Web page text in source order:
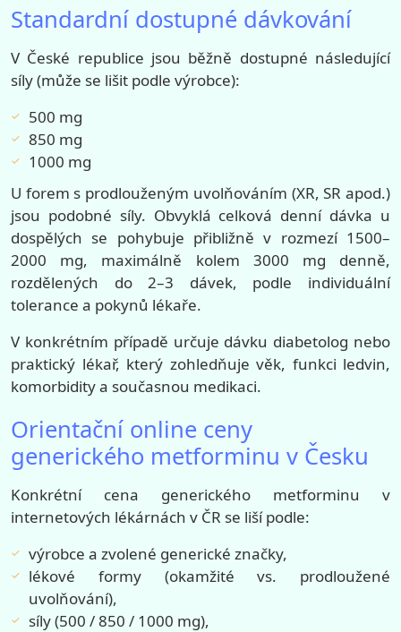
Standardní dostupné dávkování
V České republice jsou běžně dostupné následující
síly (může se lišit podle výrobce):
500 mg
850 mg
1000 mg
U forem s prodlouženým uvolňováním (XR, SR apod.)
jsou podobné síly. Obvyklá celková denní dávka u
dospělých se pohybuje přibližně v rozmezí 1500–
2000 mg, maximálně kolem 3000 mg denně,
rozdělených do 2–3 dávek, podle individuální
tolerance a pokynů lékaře.
V konkrétním případě určuje dávku diabetolog nebo
praktický lékař, který zohledňuje věk, funkci ledvin,
komorbidity a současnou medikaci.
Orientační online ceny
generického metforminu v Česku
Konkrétní cena generického metforminu v
internetových lékárnách v ČR se liší podle:
výrobce a zvolené generické značky,
lékové formy (okamžité vs. prodloužené
uvolňování),
síly (500 / 850 / 1000 mg),